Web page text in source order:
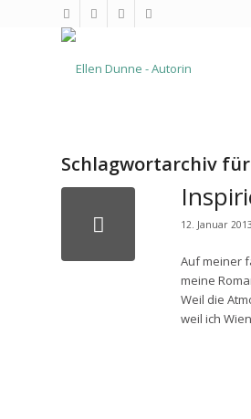
Schlagwortarchiv
12. Januar 2013
Auf meiner
meine
Weil die
weil ich